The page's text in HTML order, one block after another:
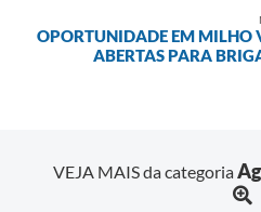
OPORTUNIDADE EM MILHO
ABERTAS PARA
VEJA MAIS da categoria